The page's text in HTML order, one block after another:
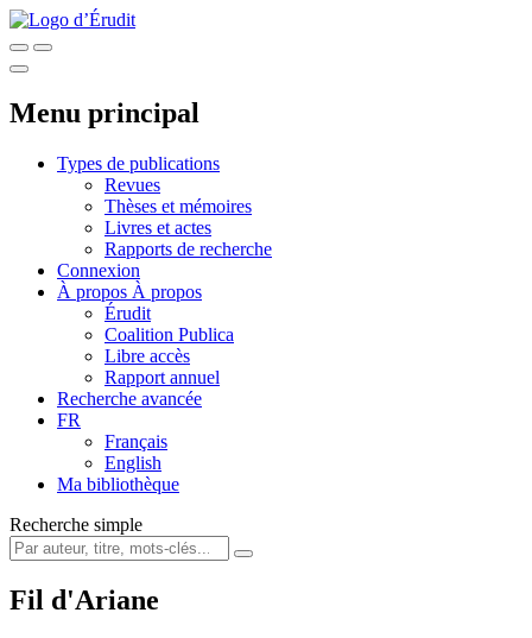
Menu principal
Types de publications
Revues
Thèses et mémoires
Livres et actes
Rapports de recherche
Connexion
À propos À propos
Érudit
Coalition Publica
Libre accès
Rapport annuel
Recherche avancée
FR
Français
English
Ma bibliothèque
Recherche simple
Fil d'Ariane